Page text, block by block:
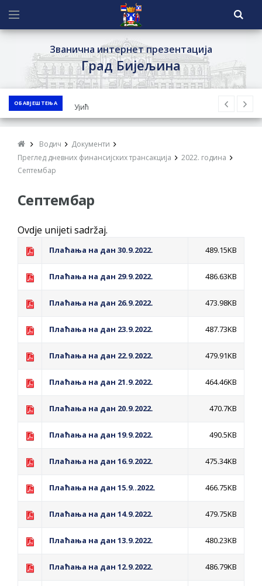
Званична интернет презентација
Град Бијељина
ОБАВЈЕШТЕЊА
ЈАВНИ ПОЗИВ ЗА ПРИЈАВУ
НЕПРОПИСНОГ ОДЛАГАЊА ОТПАДА УЗ
ЈАВНИ КОНКУРС ЗА ДОДЈЕЛУ
КУЋЕ СА ОКУЋНИЦОМ НА ТЕРИТОРИЈИ
Обавјештење за предузетника - Ненад
Нукић
НА ГРАДСКИ МЈЕСЕЧНИ БОРАЧКИ
ВОЈСКЕ РЕПУБЛИКЕ СРПСКЕ У СТАЊУ
Обрасци захтјева за регресирано
новембра
Захтјев за издавање ПОНОСНЕ КАРТИЦЕ
7. августа
Водич
Документи
Преглед дневних финансијских трансакција
2022. година
Септембар
Септембар
Ovdje unijeti sadržaj.
Плаћања на дан 30.9.2022. 489.15KB
Плаћања на дан 29.9.2022. 486.63KB
Плаћања на дан 26.9.2022. 473.98KB
Плаћања на дан 23.9.2022. 487.73KB
Плаћања на дан 22.9.2022. 479.91KB
Плаћања на дан 21.9.2022. 464.46KB
Плаћања на дан 20.9.2022. 470.7KB
Плаћања на дан 19.9.2022. 490.5KB
Плаћања на дан 16.9.2022. 475.34KB
Плаћања на дан 15.9..2022. 466.75KB
Плаћања на дан 14.9.2022. 479.75KB
Плаћања на дан 13.9.2022. 480.23KB
Плаћања на дан 12.9.2022. 486.79KB